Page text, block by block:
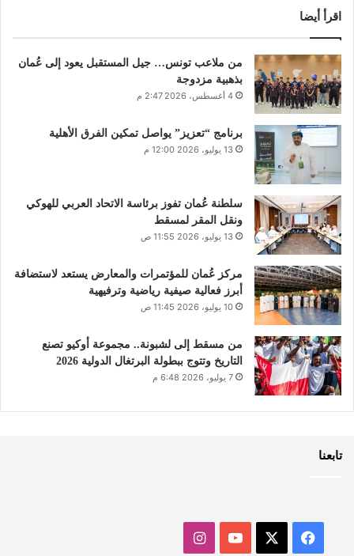
اقرأ أيضا
من ملاعب تونس… جيل المستقبل يعود إلى عُمان
بذهبية مزدوجة
4 أغسطس، 2026 2:47 م
برنامج “تعزيز” يواصل تمكين الفرق الأهلية
13 يوليو، 2026 12:00 م
سلطنة عُمان تفوز برئاسة الاتحاد العربي للهوكي
ونقل المقر لمسقط
13 يوليو، 2026 11:55 ص
مركز عُمان للمؤتمرات والمعارض يستعد لاستضافة
أبرز فعالية صيفية رياضية وترفيهية
10 يوليو، 2026 11:45 ص
من مسقط إلى لشبونة.. مجموعة أوكيو تصنع
التاريخ وتتوج ببطولة البرتغال الدولية 2026
7 يوليو، 2026 6:48 م
تابعنا
فيسبوك ‫YouTubeانستقرام